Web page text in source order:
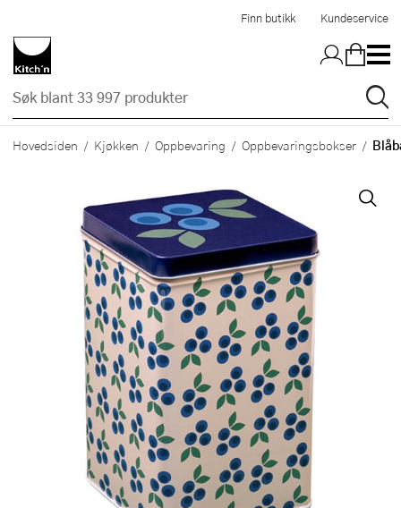
Finn butikk Kundeservice
Hovedsiden Kjøkken Oppbevaring Oppbevaringsbokser